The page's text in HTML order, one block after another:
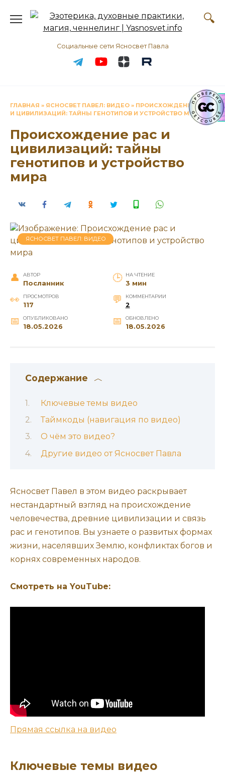
содержанию
Социальные сети Ясносвет Павла
ГЛАВНАЯ » ЯСНОСВЕТ ПАВЕЛ: ВИДЕО » ПРОИСХОЖДЕНИЕ РАС
И ЦИВИЛИЗАЦИЙ: ТАЙНЫ ГЕНОТИПОВ И УСТРОЙСТВО МИРА
Происхождение рас и
цивилизаций: тайны
генотипов и устройство
мира
ЯСНОСВЕТ ПАВЕЛ: ВИДЕО
АВТОР
Посланник
НА ЧТЕНИЕ
3 мин
ПРОСМОТРОВ
117
КОММЕНТАРИИ
2
ОПУБЛИКОВАНО
18.05.2026
ОБНОВЛЕНО
18.05.2026
Содержание
Ключевые темы видео
Таймкоды (навигация по видео)
О чём это видео?
Другие видео от Ясносвет Павла
Ясносвет Павел в этом видео раскрывает
нестандартный взгляд на происхождение
человечества, древние цивилизации и связь
рас и генотипов. Вы узнаете о развитых формах
жизни, населявших Землю, конфликтах богов и
корнях современных народов.
Смотреть на YouTube:
Прямая ссылка на видео
Ключевые темы видео